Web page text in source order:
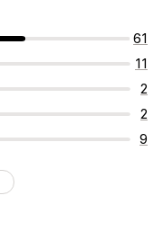
61
11
2
2
9